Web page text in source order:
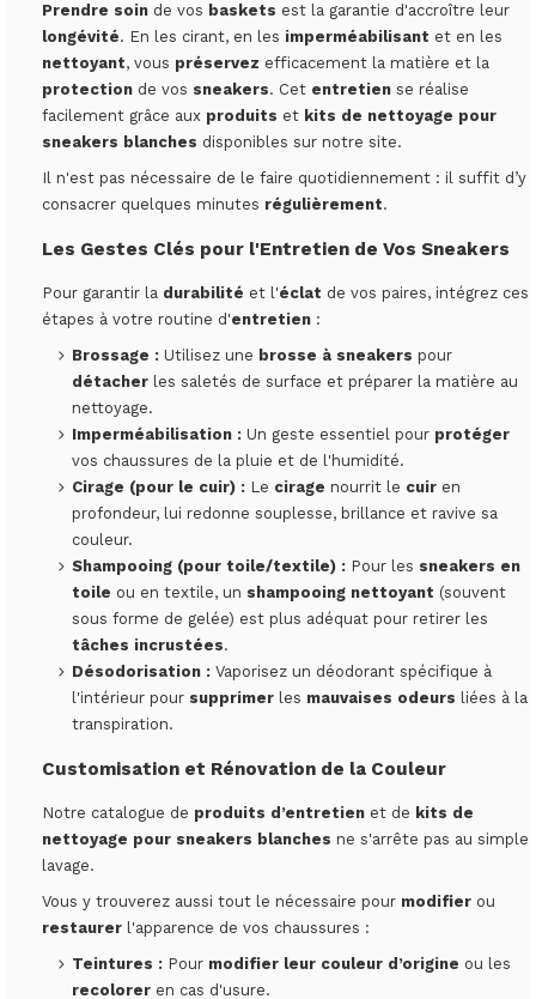
Prendre soin de vos baskets est la garantie d'accroître leur
longévité. En les cirant, en les imperméabilisant et en les
nettoyant, vous préservez efficacement la matière et la
protection de vos sneakers. Cet entretien se réalise
facilement grâce aux produits et kits de nettoyage pour
sneakers blanches disponibles sur notre site.
Il n'est pas nécessaire de le faire quotidiennement : il suffit d’y
consacrer quelques minutes régulièrement.
Les Gestes Clés pour l'Entretien de Vos Sneakers
Pour garantir la durabilité et l'éclat de vos paires, intégrez ces
étapes à votre routine d'entretien :
Brossage : Utilisez une brosse à sneakers pour
détacher les saletés de surface et préparer la matière au
nettoyage.
Imperméabilisation : Un geste essentiel pour protéger
vos chaussures de la pluie et de l'humidité.
Cirage (pour le cuir) : Le cirage nourrit le cuir en
profondeur, lui redonne souplesse, brillance et ravive sa
couleur.
Shampooing (pour toile/textile) : Pour les sneakers en
toile ou en textile, un shampooing nettoyant (souvent
sous forme de gelée) est plus adéquat pour retirer les
tâches incrustées.
Désodorisation : Vaporisez un déodorant spécifique à
l'intérieur pour supprimer les mauvaises odeurs liées à la
transpiration.
Customisation et Rénovation de la Couleur
Notre catalogue de produits d’entretien et de kits de
nettoyage pour sneakers blanches ne s'arrête pas au simple
lavage.
Vous y trouverez aussi tout le nécessaire pour modifier ou
restaurer l'apparence de vos chaussures :
Teintures : Pour modifier leur couleur d’origine ou les
recolorer en cas d'usure.